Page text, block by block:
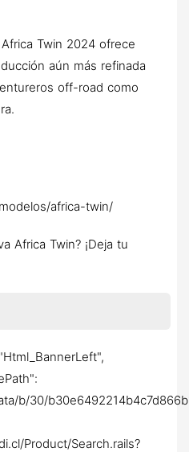
Twin 2024 ofrece
aún más refinada
off-road como
africa-twin/
Africa Twin? ¡Deja tu
b/30/
Product/Search.rails?